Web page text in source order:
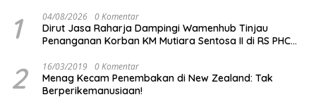
1 04/08/2026 0 Komentar
Dirut Jasa Raharja Dampingi Wamenhub Tinjau
Penanganan Korban KM Mutiara Sentosa II di RS PHC
2 16/03/2019 0 Komentar
Menag Kecam Penembakan di New Zealand: Tak
Berperikemanusiaan!